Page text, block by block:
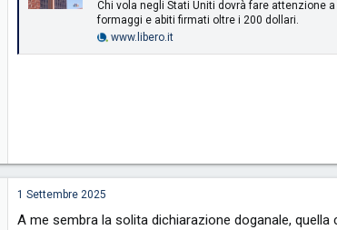
Chi vola negli Stati Uniti dovrà fare attenzione
formaggi e abiti firmati oltre i 200 dollari.
www.libero.it
1 Settembre 2025
A me sembra la solita dichiarazione doganale,